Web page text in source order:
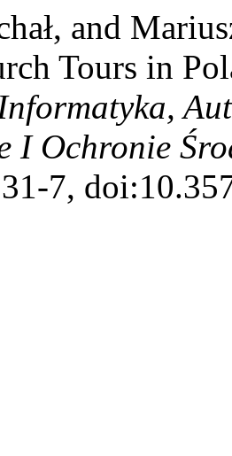
and
Tours in
I Ochronie
7,